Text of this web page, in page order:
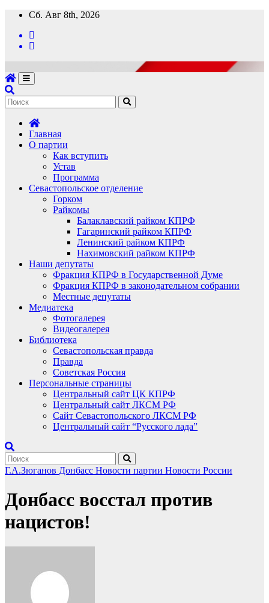
Перейти
содержимому
Сб. Авг 8th, 2026
Главная
О партии
Как вступить
Устав
Программа
Севастопольское отделение
Горком
Райкомы
Балаклавский райком КПРФ
Гагаринский райком КПРФ
Ленинский райком КПРФ
Нахимовский райком КПРФ
Наши депутаты
Фракция КПРФ в Государственной Думе
Фракция КПРФ в законодательном собрании
Местные депутаты
Медиатека
Фотогалерея
Видеогалерея
Библиотека
Севастопольская правда
Правда
Советская Россия
Персональные страницы
Центральный сайт ЦК КПРФ
Центральный сайт ЛКСМ РФ
Сайт Севастопольского ЛКСМ РФ
Центральный сайт “Русского лада”
Г.А.Зюганов Донбасс Новости партии Новости России
Донбасс восстал против
нацистов!